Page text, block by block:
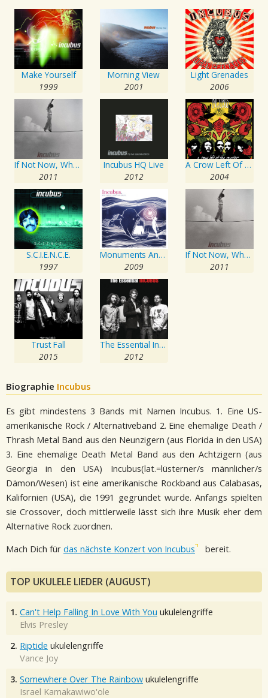
Make Yourself
1999
Morning View
2001
Light Grenades
2006
If Not Now, When?
2011
Incubus HQ Live
2012
A Crow Left Of The Murder...
2004
S.C.I.E.N.C.E.
1997
Monuments And Melodies
2009
If Not Now, When?
2011
Trust Fall
2015
The Essential Incubus
2012
Biographie Incubus
Es gibt mindestens 3 Bands mit Namen Incubus. 1. Eine US-
amerikanische Rock / Alternativeband 2. Eine ehemalige Death /
Thrash Metal Band aus den Neunzigern (aus Florida in den USA)
3. Eine ehemalige Death Metal Band aus den Achtzigern (aus
Georgia in den USA) Incubus(lat.=lüsterner/s männlicher/s
Dämon/Wesen) ist eine amerikanische Rockband aus Calabasas,
Kalifornien (USA), die 1991 gegründet wurde. Anfangs spielten
sie Crossover, doch mittlerweile lässt sich ihre Musik eher dem
Alternative Rock zuordnen.
Mach Dich für das nächste Konzert von Incubus bereit.
TOP UKULELE LIEDER (AUGUST)
1. Can't Help Falling In Love With You ukulelengriffe
Elvis Presley
2. Riptide ukulelengriffe
Vance Joy
3. Somewhere Over The Rainbow ukulelengriffe
Israel Kamakawiwo'ole